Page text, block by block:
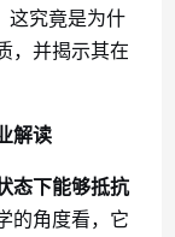
这究竟是为什
，并揭示其在
解读
态下能够抵抗
的角度看，它